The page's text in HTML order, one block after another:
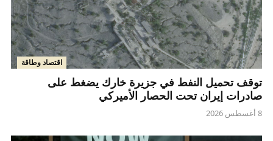
اقتصاد وطاقة
توقف تحميل النفط في جزيرة خارك يضغط على
صادرات إيران تحت الحصار الأميركي
8 أغسطس 2026